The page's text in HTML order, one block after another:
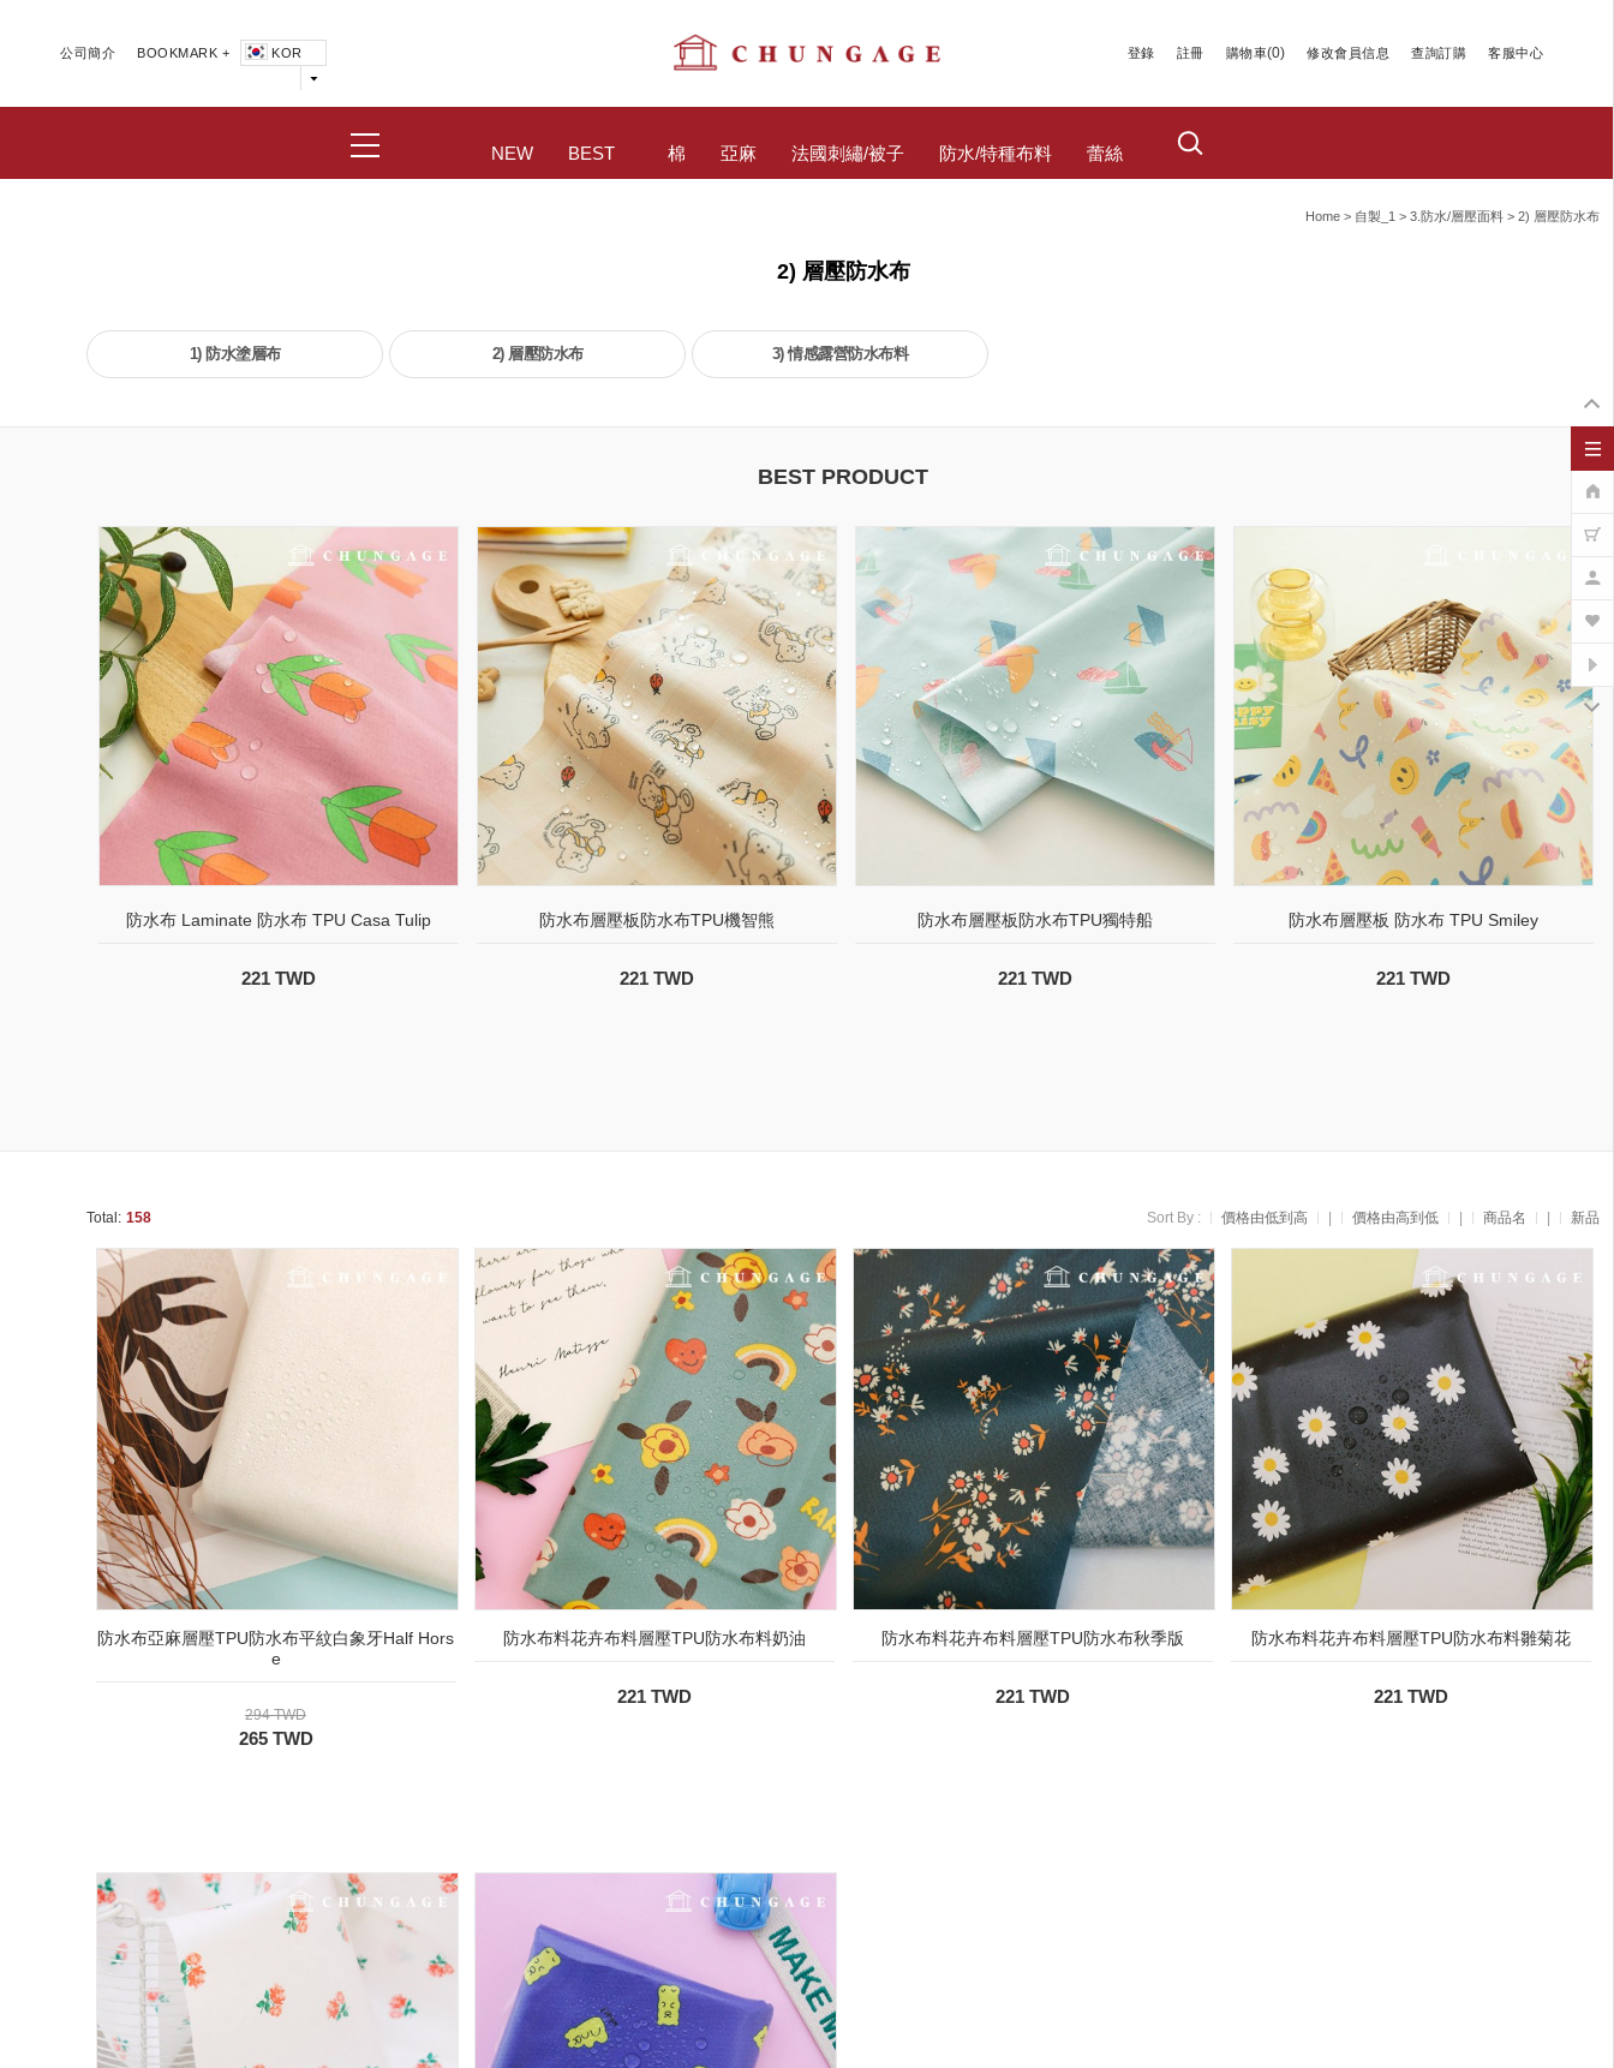
公司簡介 BOOKMARK + KOR 登錄 註冊 購物車(0) 修改會員信息 查詢訂購 客服中心
NEW BEST 棉 亞麻 法國刺繡/被子 防水/特種布料 蕾絲
Home > 自製_1 > 3.防水/層壓面料 > 2) 層壓防水布
2) 層壓防水布
1) 防水塗層布 2) 層壓防水布 3) 情感露營防水布料
BEST PRODUCT
防水布 Laminate 防水布 TPU Casa Tulip
221 TWD
防水布層壓板防水布TPU機智熊
221 TWD
防水布層壓板防水布TPU獨特船
221 TWD
防水布層壓板 防水布 TPU Smiley
221 TWD
Total: 158 Sort By : 價格由低到高 價格由高到低 商品名 新品
防水布亞麻層壓TPU防水布平紋白象牙Half Hors
e
294 TWD
265 TWD
防水布料花卉布料層壓TPU防水布料奶油
221 TWD
防水布料花卉布料層壓TPU防水布秋季版
221 TWD
防水布料花卉布料層壓TPU防水布料雛菊花
221 TWD